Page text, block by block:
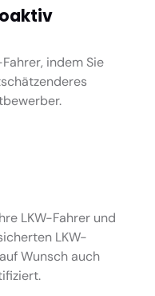
indem Sie
LKW-Fahrer und
LKW-
Wunsch auch